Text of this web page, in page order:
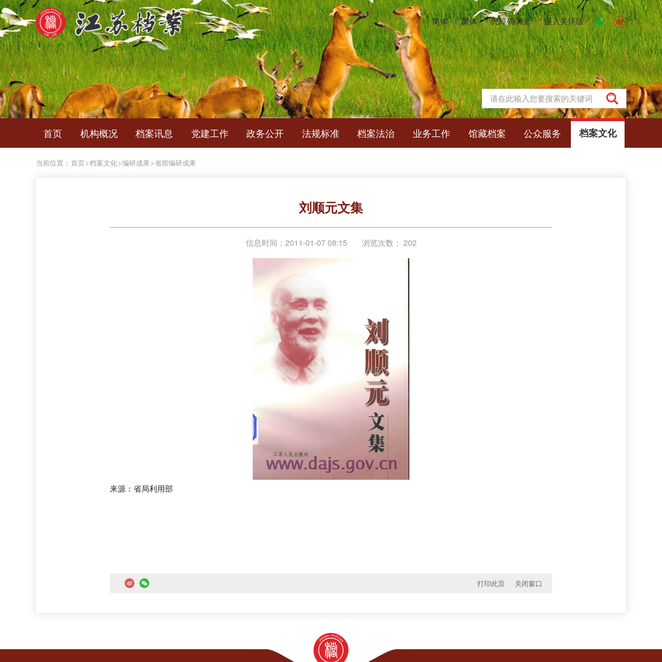
简体 丨 繁体 丨 无障碍浏览 丨 进入关怀版
首页 机构概况 档案讯息 党建工作 政务公开 法规标准 档案法治 业务工作 馆藏档案 公众服务 档案文化
当前位置： 首页>档案文化>编研成果>省馆编研成果
刘顺元文集
信息时间：2011-01-07 08:15 浏览次数： 202
来源：省局利用部
打印此页 关闭窗口